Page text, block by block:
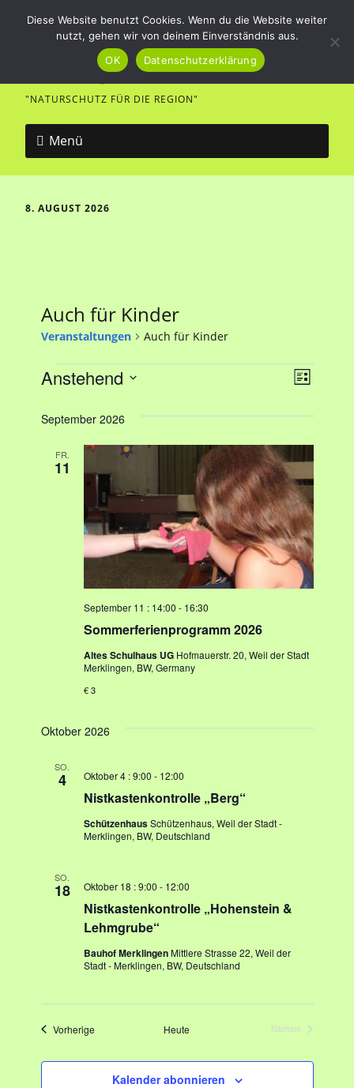
Vogel- und Naturfreunde
Merklingen
"NATURSCHUTZ FÜR DIE REGION"
Menü
8. AUGUST 2026
Auch für Kinder
Veranstaltungen Auch für Kinder
A
n
s
i
c
h
t
e
-
i
V
a
n
s
t
a
l
n
a
v
i
Liste
Anstehend
wählen.
September 2026
FR.
11
Sommerferienprogramm 2026
September 11 : 14:00 - 16:30
Altes Schulhaus UG Hofmauerstr. 20, Weil der Stadt
Merklingen, BW, Germany
€ 3
Oktober 2026
SO.
4
Nistkastenkontrolle „Berg“
Oktober 4 : 9:00 - 12:00
SchützenhausSchützenhaus, Weil der Stadt -
Merklingen, BW, Deutschland
SO.
18
Nistkastenkontrolle „Hohenstein &
Lehmgrube“
Oktober 18 : 9:00 - 12:00
Bauhof MerklingenMittlere Strasse 22, Weil der
Stadt - Merklingen, BW, Deutschland
VorherigeVeranstaltungen Heute
Nächste
Kalender abonnieren
Diese Website benutzt Cookies. Wenn du die Website weiter
nutzt, gehen wir von deinem Einverständnis aus.
OK
Datenschutzerklärung